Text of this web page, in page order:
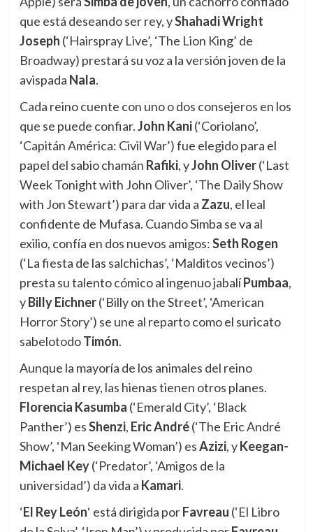
que está deseando ser rey, yShahadi Wright
Joseph (‘Hairspray Live’, ‘The Lion King’ de
Broadway) prestará su voz a la versión joven de la
avispada Nala.
Cada reino cuente con uno o dos consejeros en los
que se puede confiar.John Kani(‘Coriolano’,
‘Capitán América: Civil War’) fue elegido para el
papel del sabio chamán Rafiki, yJohn Oliver(‘Last
Week Tonight with John Oliver’, ‘The Daily Show
with Jon Stewart’) para dar vida a Zazu, el leal
confidente de Mufasa. Cuando Simba se va al
exilio, confía en dos nuevos amigos:Seth Rogen
(‘La fiesta de las salchichas’, ‘Malditos vecinos’)
presta su talento cómico al ingenuo jabalíPumbaa,
yBilly Eichner(‘Billy on the Street’, ‘American
Horror Story’) se une al reparto como el suricato
sabelotodoTimón.
Aunque la mayoría de los animales del reino
respetan al rey, las hienas tienen otros planes.
Florencia Kasumba (‘Emerald City’, ‘Black
Panther’) esShenzi, Eric André(‘The Eric André
Show’, ‘Man Seeking Woman’) esAzizi, yKeegan-
Michael Key(‘Predator’, ‘Amigos de la
universidad’) da vida a Kamari.
‘El Rey León‘ está dirigida porFavreau (‘El Libro